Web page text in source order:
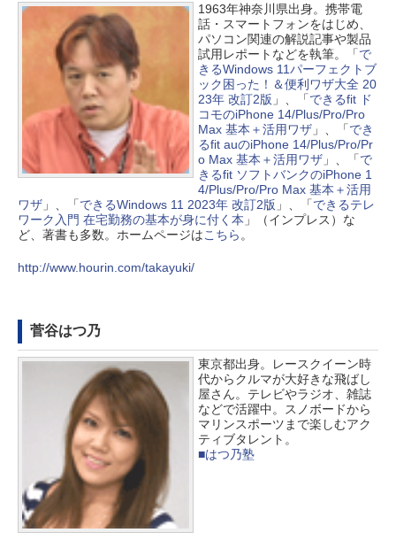
1963年神奈川県出身。携帯電
話・スマートフォンをはじめ、
パソコン関連の解説記事や製品
試用レポートなどを執筆。「で
きるWindows 11パーフェクトブ
ック困った！＆便利ワザ大全 20
23年 改訂2版 」、「できるfit ド
コモのiPhone 14/Plus/Pro/Pro
Max 基本＋活用ワザ」、「でき
るfit auのiPhone 14/Plus/Pro/Pr
o Max 基本＋活用ワザ」、「で
きるfit ソフトバンクのiPhone 1
4/Plus/Pro/Pro Max 基本＋活用
ワザ」、「できるWindows 11 2023年 改訂2版 」、「できるテレ
ワーク入門 在宅勤務の基本が身に付く本 」（インプレス）な
ど、著書も多数。ホームページはこちら 。
http://www.hourin.com/takayuki/
菅谷はつ乃
東京都出身。レースクイーン時
代からクルマが大好きな飛ばし
屋さん。テレビやラジオ、雑誌
などで活躍中。スノボードから
マリンスポーツまで楽しむアク
ティブタレント。
■はつ乃塾